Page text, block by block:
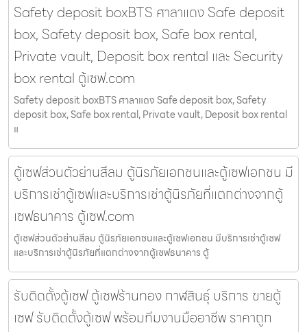
Safety deposit boxBTS ศาลาแดง Safe deposit
box, Safety deposit box, Safe box rental,
Private vault, Deposit box rental และ Security
box rental ตู้เซฟ.com
Safety deposit boxBTS ศาลาแดง Safe deposit box, Safety
deposit box, Safe box rental, Private vault, Deposit box rental
แ
ตู้เซฟส่วนตัวย่านสีลม ตู้นิรภัยเอกชนและตู้เซฟเอกชน มี
บริการเช่าตู้เซฟและบริการเช่าตู้นิรภัยที่แตกต่างจากตู้
เซฟธนาคาร ตู้เซฟ.com
ตู้เซฟส่วนตัวย่านสีลม ตู้นิรภัยเอกชนและตู้เซฟเอกชน มีบริการเช่าตู้เซฟ
และบริการเช่าตู้นิรภัยที่แตกต่างจากตู้เซฟธนาคาร ตู้
รับติดตั้งตู้เซฟ ตู้เซฟร้านทอง กาฬสินธุ์ บริการ ขายตู้
เซฟ รับติดตั้งตู้เซฟ พร้อมทีมงานมืออาชีพ ราคาถูก